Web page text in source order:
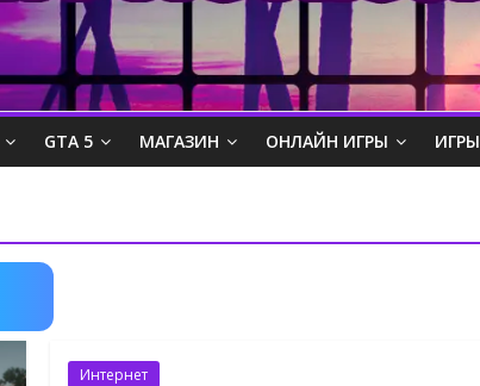
GTA 5 МАГАЗИН ОНЛАЙН ИГРЫ ИГРЫ
Интернет